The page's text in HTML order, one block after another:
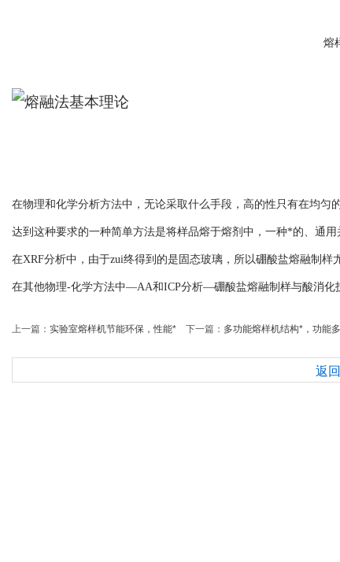
熔
在物理和化学分析方法中，无论采取什么手段，高的性只有在均匀
达到这种要求的一种简单方法是将样品熔于熔剂中，一种*的、通
在XRF分析中，由于zui终得到的是固态玻璃，所以硼酸盐熔融制样
在其他物理-化学方法中—AA和ICP分析—硼酸盐熔融制样与酸消化
上一篇： 实验室熔样机节能环保，性能* 下一篇： 多功能熔样机结构*，功能
返